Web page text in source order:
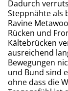
Dadurch
Steppnähte als
Ravine
Rücken und
Kältebrücken
ausreichend
Bewegungen
und Bund sind
ohne dass die